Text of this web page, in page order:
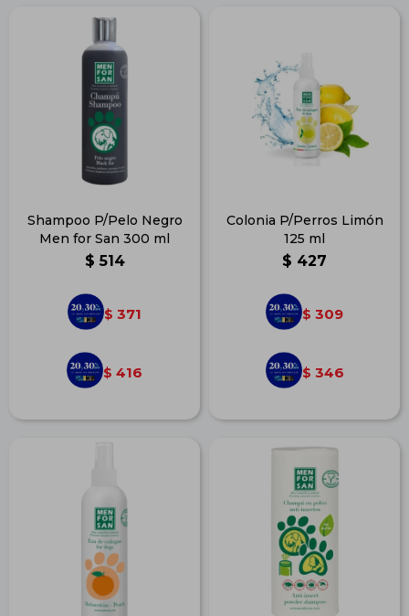
Shampoo P/Pelo Negro
Men for San 300 ml
$ 514
$ 371
$ 416
Colonia P/Perros Limón
125 ml
$ 427
$ 309
$ 346